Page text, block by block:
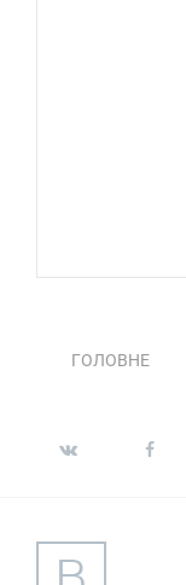
ГОЛОВНЕ